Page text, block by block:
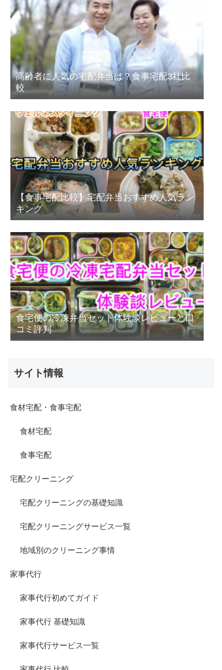
高齢者に人気の宅配弁当は？食事宅配3社比
較
【食事宅配比較】宅配弁当おすすめ人気ラン
キング
食宅便の冷凍弁当セット体験談レビューと口
コミ評判
サイト情報
食材宅配・食事宅配
食材宅配
食事宅配
宅配クリーニング
宅配クリーニングの基礎知識
宅配クリーニングサービス一覧
地域別のクリーニング事情
家事代行
家事代行初めてガイド
家事代行 基礎知識
家事代行サービス一覧